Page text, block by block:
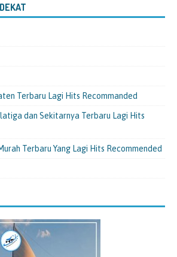
Terbaru Lagi Hits Recommanded
dan Sekitarnya Terbaru Lagi Hits
Terbaru Yang Lagi Hits Recommended